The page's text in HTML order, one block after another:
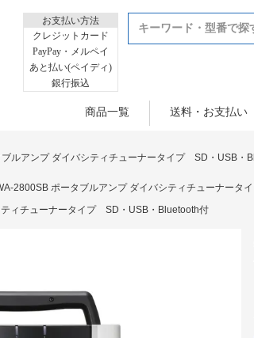
お支払い方法
クレジットカード
PayPay・メルペイ
あと払い(ペイディ)
銀行振込
商品一覧 送料・お支払い
ルアンプ ダイバシティチューナータイプ SD・USB・
2800SB ポータブルアンプ ダイバシティチューナー
ィチューナータイプ SD・USB・Bluetooth付